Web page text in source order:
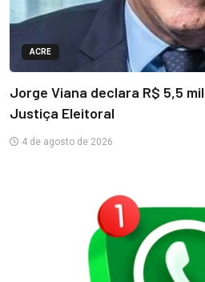
ACRE
Jorge Viana declara R$ 5,5
Justiça Eleitoral
4 de agosto de 2026